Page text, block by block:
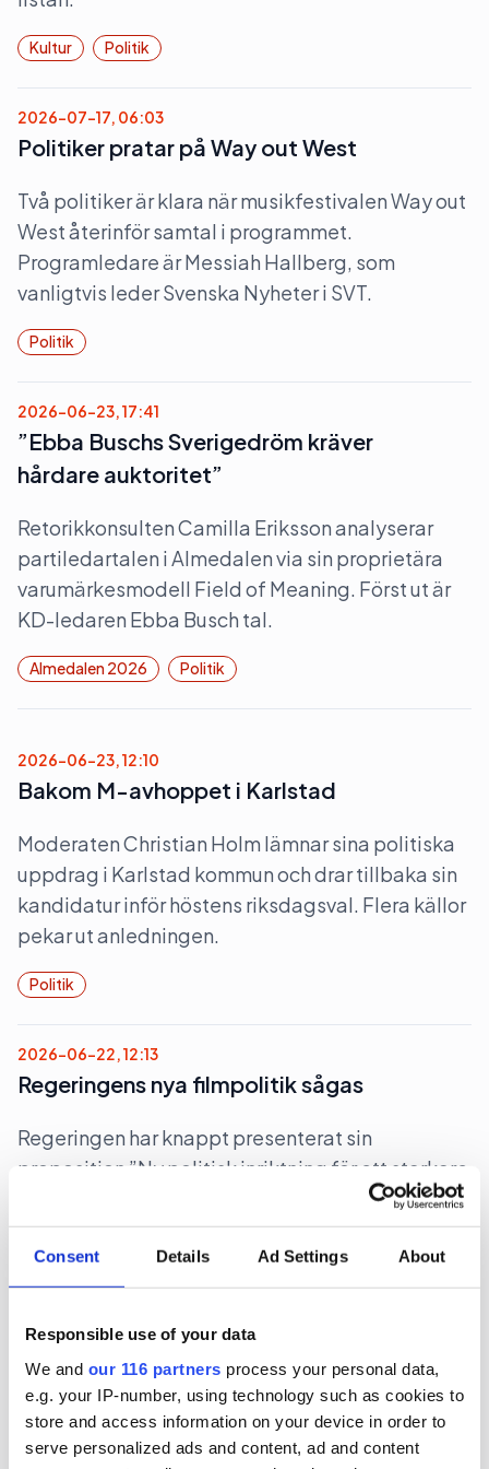
Consent Details Ad Settings About
Responsible use of your data
We and our 116 partners process your personal data,
e.g. your IP-number, using technology such as cookies to
store and access information on your device in order to
serve personalized ads and content, ad and content
Kultur Politik
2026-07-17, 06:03
Politiker pratar på Way out West
Två politiker är klara när musikfestivalen Way out
West återinför samtal i programmet.
Programledare är Messiah Hallberg, som
vanligtvis leder Svenska Nyheter i SVT.
Politik
2026-06-23, 17:41
”Ebba Buschs Sverigedröm kräver
hårdare auktoritet”
Retorikkonsulten Camilla Eriksson analyserar
partiledartalen i Almedalen via sin proprietära
varumärkesmodell Field of Meaning. Först ut är
KD-ledaren Ebba Busch tal.
Almedalen 2026 Politik
2026-06-23, 12:10
Bakom M-avhoppet i Karlstad
Moderaten Christian Holm lämnar sina politiska
uppdrag i Karlstad kommun och drar tillbaka sin
kandidatur inför höstens riksdagsval. Flera källor
pekar ut anledningen.
Politik
2026-06-22, 12:13
Regeringens nya filmpolitik sågas
Regeringen har knappt presenterat sin
proposition ”Ny politisk inriktning för ett starkare
Kultur
Magdalena Andersson (s)
turistkampanjar
Nej det blir inte Botkyrka när partiledaren (s)